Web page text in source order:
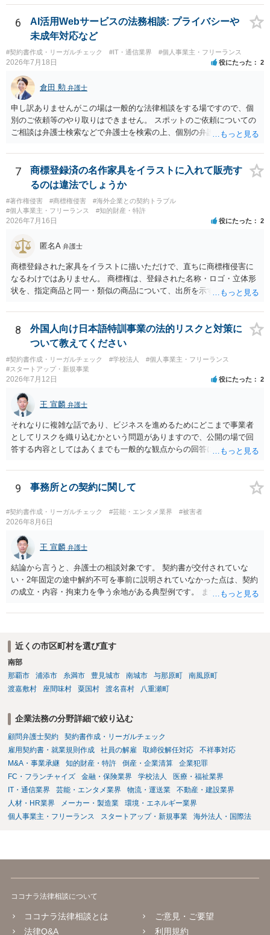
相談者様のご意見が反映されることを、お祈りしております。
6
AI活用Webサービスの法務相談: プライバシーや
未成年対応など
#契約書作成・リーガルチェック #IT・通信業界 #個人事業主・フリーランス
2026年7月18日 役にたった 2
倉田 勲 弁護士
申し訳ありませんがこの場は一般的な法律相談をする場ですので、個
別のご依頼等のやり取りはできません。 スポットのご依頼についての
ご相談は弁護士検索などで弁護士を検索の上、個別の弁護士にご連絡
7
商標登録済の名作家具をイラストに入れて販売す
るのは違法でしょうか
#著作権侵害 #商標権侵害
#海外企業との契約トラブル
#個人事業主・フリーランス
#知的財産・特許
2026年7月16日 役にたった 2
匿名A 弁護士
商標登録された家具をイラストに描いただけで、直ちに商標権侵害に
なるわけではありません。 商標権は、登録された名称・ロゴ・立体形
状を、指定商品と同一・類似の商品について、出所を示す表示として
て描くにとどまる場合は、通常、商標権侵害にはなりにくいと考えら
れます。 ただし、家具名や特徴的な形状を商品名・広告に大きく表示
し、公式商品やライセンス商品と誤認させる販売方法であれば、商標
権や不正競争防止法上の問題が生じ得ます。家具のデザインに著作権
が認められる場合は、著作権も別途問題となります。 無料のSNS投稿
やプレゼントでも、著作権侵害は成立し得ます。商標権については、
日本の商標権は原則として日本国内にのみ効力を持ちます。外国で販
売する場合は、販売国の商標・意匠等を確認する必要があります。 他
の作家の例は、許諾を得ている、権利が消滅している、侵害に当たら
ない、又は単に権利行使されていないなど、様々な可能性がありま
す。他人が販売していることだけでは、適法とは判断できません。
8
外国人向け日本語特訓事業の法的リスクと対策に
ついて教えてください
#契約書作成・リーガルチェック #学校法人
#個人事業主・フリーランス
#スタートアップ・新規事業
2026年7月12日 役にたった 2
王 宣麟 弁護士
それなりに複雑な話であり、ビジネスを進めるためにどこまで事業者
としてリスクを織り込むかという問題がありますので、公開の場で回
答する内容としてはあくまでも一般的な観点からの回答になります
授業・言語コーチング」と明確に位置付け、サーフィンや農業体験、
工場見学等のアクティビティは、旅行商品ではなく授業に付随した無
等の契約主体および支払は常にクライアント本人と事業者の間で完結
させ、日本語講師は予約手続や支払の代理・媒介・取次・窓口を担わ
ないこと。 ・利用規約・免責条項では、①講師は旅行業者ではなく運
送・宿泊等のサービス提供者とは独立した立場であること、②参加者
の移動・アクティビティ参加は自己の判断と責任によること、③講師
の故意・重大な過失を除く範囲で事故等についての責任を限定するこ
とを明示すること。 この辺りは意識して書類等を作成された方がよろ
しいかと思います。 公開の場で個別具体的な内容に従って回答するの
9 事務所との契約に関して
#契約書作成・リーガルチェック #芸能・エンタメ業界 #被害者
2026年8月6日
王 宣麟 弁護士
結論から言うと、弁護士の相談対象です。 契約書が交付されていな
い・2年固定の途中解約不可を事前に説明されていなかった点は、契約
の成立・内容・拘束力を争う余地がある典型例です。 まずは、運営と
みてはいかがでしょうか。 また同時並行で（もしまだされていないの
近くの市区町村を選び直す
南部
那覇市
浦添市 糸満市 豊見城市 南城市 与那原町
南風原町
渡嘉敷村
座間味村 粟国村 渡名喜村 八重瀬町
企業法務の分野詳細で絞り込む
顧問弁護士契約
契約書作成・リーガルチェック
雇用契約書・就業規則作成
社員の解雇 取締役解任対応
不祥事対応
M&A・事業承継
知的財産・特許 倒産・企業清算
企業犯罪
FC・フランチャイズ
金融・保険業界 学校法人
医療・福祉業界
IT・通信業界
芸能・エンタメ業界 物流・運送業
不動産・建設業界
人材・HR業界
メーカー・製造業
環境・エネルギー業界
個人事業主・フリーランス
スタートアップ・新規事業 海外法人・国際法
ココナラ法律相談について
ココナラ法律相談とは
法律Q&A
ご意見・ご要望
利用規約